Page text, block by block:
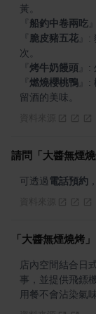
船釣中卷兩吃
脆皮豬五花
:
烤牛奶饅頭
燃燒櫻桃鴨
:
留酒的美味。
請問「大醬無煙
可透過電話預約
「大醬無煙燒烤
店內空間結合日
事，並提供飛鏢
用餐不會沾染氣味